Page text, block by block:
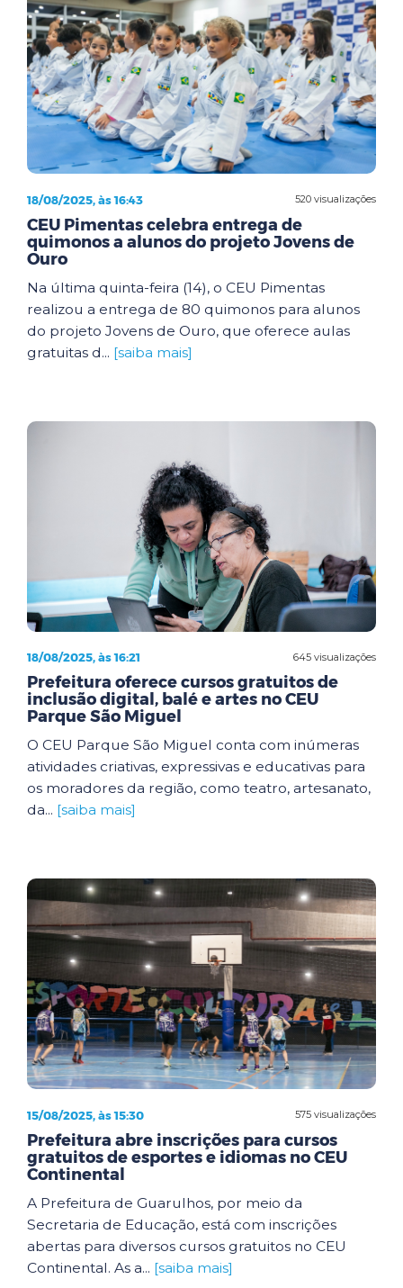
520 visualizações
18/08/2025, às 16:43
CEU Pimentas celebra entrega de
quimonos a alunos do projeto Jovens de
Ouro
Na última quinta-feira (14), o CEU Pimentas
realizou a entrega de 80 quimonos para alunos
do projeto Jovens de Ouro, que oferece aulas
gratuitas d... [saiba mais]
645 visualizações
18/08/2025, às 16:21
Prefeitura oferece cursos gratuitos de
inclusão digital, balé e artes no CEU
Parque São Miguel
O CEU Parque São Miguel conta com inúmeras
atividades criativas, expressivas e educativas para
os moradores da região, como teatro, artesanato,
da... [saiba mais]
575 visualizações
15/08/2025, às 15:30
Prefeitura abre inscrições para cursos
gratuitos de esportes e idiomas no CEU
Continental
A Prefeitura de Guarulhos, por meio da
Secretaria de Educação, está com inscrições
abertas para diversos cursos gratuitos no CEU
Continental. As a... [saiba mais]